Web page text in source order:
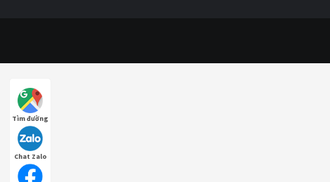
Tìm đường
Chat Zalo